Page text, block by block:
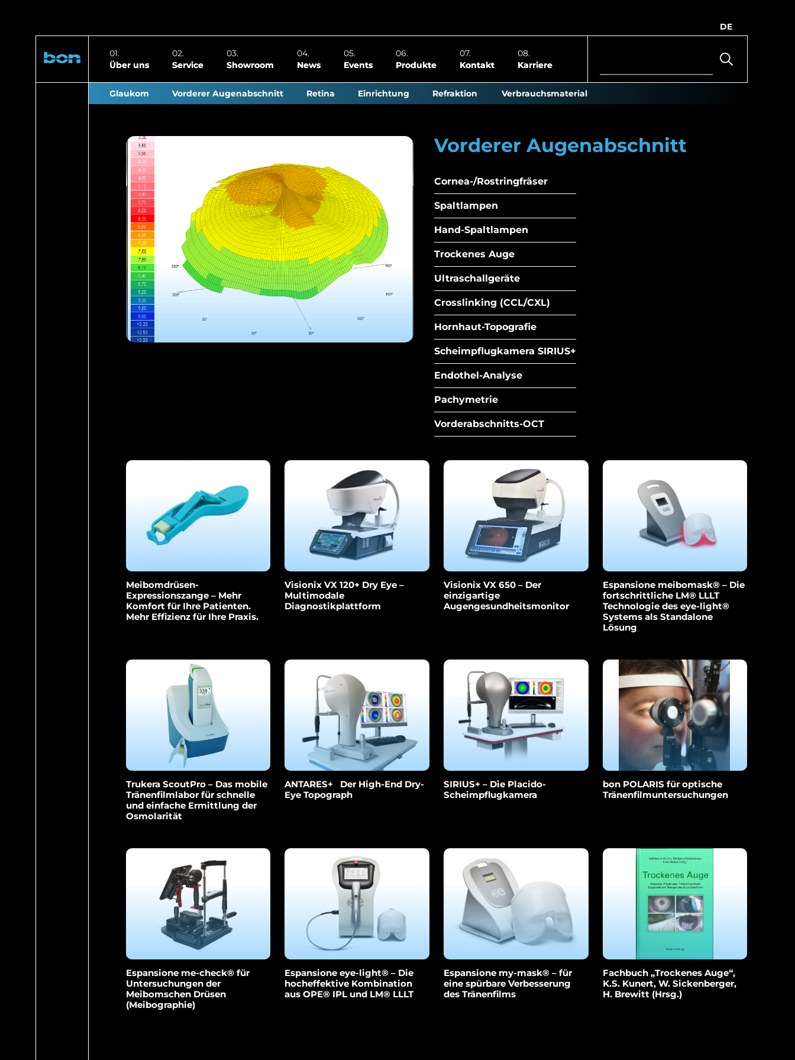
DE
Über uns Service Showroom News Events Produkte
Glaukom Vorderer Augenabschnitt Retina Einrichtung Refraktion Verbrauchs material
Kontakt Karriere
Vorderer Augenabschnitt
Cornea-/Rostringfräser
Spaltlampen
Hand-Spaltlampen
Trockenes Auge
Ultraschallgeräte
Crosslinking (CCL/CXL)
Hornhaut-Topografie
Scheimpflugkamera SIRIUS+
Endothel-Analyse
Pachymetrie
Vorderabschnitts-OCT
Meibomdrüsen-
Expressionszange – Mehr
Komfort für Ihre Patienten.
Mehr Effizienz für Ihre Praxis.
Visionix VX 120+ Dry Eye –
Multimodale
Diagnostikplattform
Visionix VX 650 – Der
einzigartige
Augengesundheitsmonitor
Espansione meibomask® – Die
fortschrittliche LM® LLLT
Technologie des eye-light®
Systems als Standalone
Lösung
Trukera ScoutPro – Das mobile
Tränenfilmlabor für schnelle
und einfache Ermittlung der
Osmolarität
ANTARES+ Der High-End Dry-
Eye Topograph
SIRIUS+ – Die Placido-
Scheimpflugkamera
bon POLARIS für optische
Tränenfilmuntersuchungen
Espansione me-check® für
Untersuchungen der
Meibomschen Drüsen
(Meibographie)
Espansione eye-light® – Die
hocheffektive Kombination
aus OPE® IPL und LM® LLLT
Espansione my-mask® – für
eine spürbare Verbesserung
des Tränenfilms
Fachbuch „Trockenes Auge“,
K.S. Kunert, W. Sickenberger,
H. Brewitt (Hrsg.)